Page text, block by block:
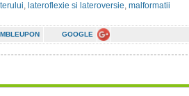
, lateroflexie si lateroversie, malformatii
GOOGLE